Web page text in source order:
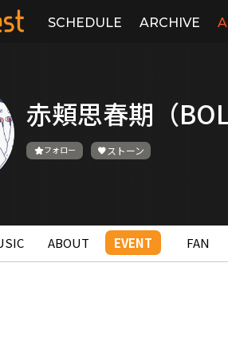
SCHEDULE ARCHIVE
赤頬思春期（
フォロー ストーン
ABOUT EVENT FAN